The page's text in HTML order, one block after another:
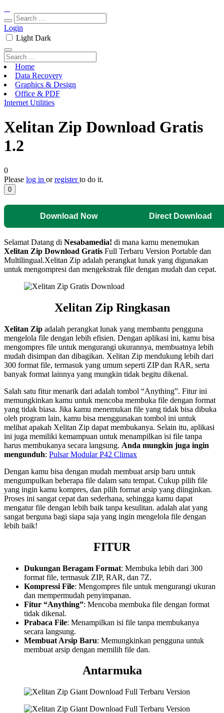
Login
Light Dark
Home
Data Recovery
Graphics & Design
Office & PDF
Internet Utilities
Xelitan Zip Download Gratis
1.2
0
Please log in orregisterto do it.
0
Download Now Direct Download
Selamat Datang di Nesabamedia! di mana kamu menemukan
Xelitan Zip Download Gratis Full Terbaru Version Portable dan
Multilingual.Xelitan Zip adalah perangkat lunak yang digunakan
untuk mengompresi dan mengekstrak file dengan mudah dan cepat.
Xelitan Zip Ringkasan
Xelitan Zip adalah perangkat lunak yang membantu pengguna
mengelola file dengan lebih efisien. Dengan aplikasi ini, kamu bisa
mengompres file untuk mengurangi ukurannya, membuatnya lebih
mudah disimpan dan dibagikan. Xelitan Zip mendukung lebih dari
300 format file, termasuk yang umum seperti ZIP dan RAR, serta
banyak format lainnya yang mungkin tidak begitu dikenal.
Salah satu fitur menarik dari adalah tombol “Anything”. Fitur ini
memungkinkan kamu untuk mencoba membuka file dengan format
yang tidak biasa. Jika kamu menemukan file yang tidak bisa dibuka
oleh program lain, kamu bisa menggunakan tombol ini untuk
melihat apakah Xelitan Zip dapat membukanya. Selain itu, aplikasi
ini juga memiliki kemampuan untuk menampilkan isi file tanpa
harus membukanya secara langsung. Anda mungkin juga ingin
mengunduh: Pulsar Modular P42 Climax
Dengan kamu bisa dengan mudah membuat arsip baru untuk
mengumpulkan beberapa file dalam satu tempat. Cukup pilih file
yang ingin kamu kompres, dan pilih format arsip yang diinginkan.
Proses ini sangat cepat dan sederhana, sehingga kamu dapat
mengatur file dengan lebih baik tanpa kesulitan. adalah alat yang
sangat berguna bagi siapa saja yang ingin mengelola file dengan
lebih baik!
FITUR
Dukungan Beragam Format: Membuka lebih dari 300
format file, termasuk ZIP, RAR, dan 7Z.
Kompressi File: Mengompres file untuk mengurangi ukuran
dan mempermudah penyimpanan.
Fitur “Anything”: Mencoba membuka file dengan format
tidak dikenal.
Prabaca File: Menampilkan isi file tanpa membukanya
secara langsung.
Membuat Arsip Baru: Memungkinkan pengguna untuk
membuat arsip dengan memilih file dan.
Antarmuka